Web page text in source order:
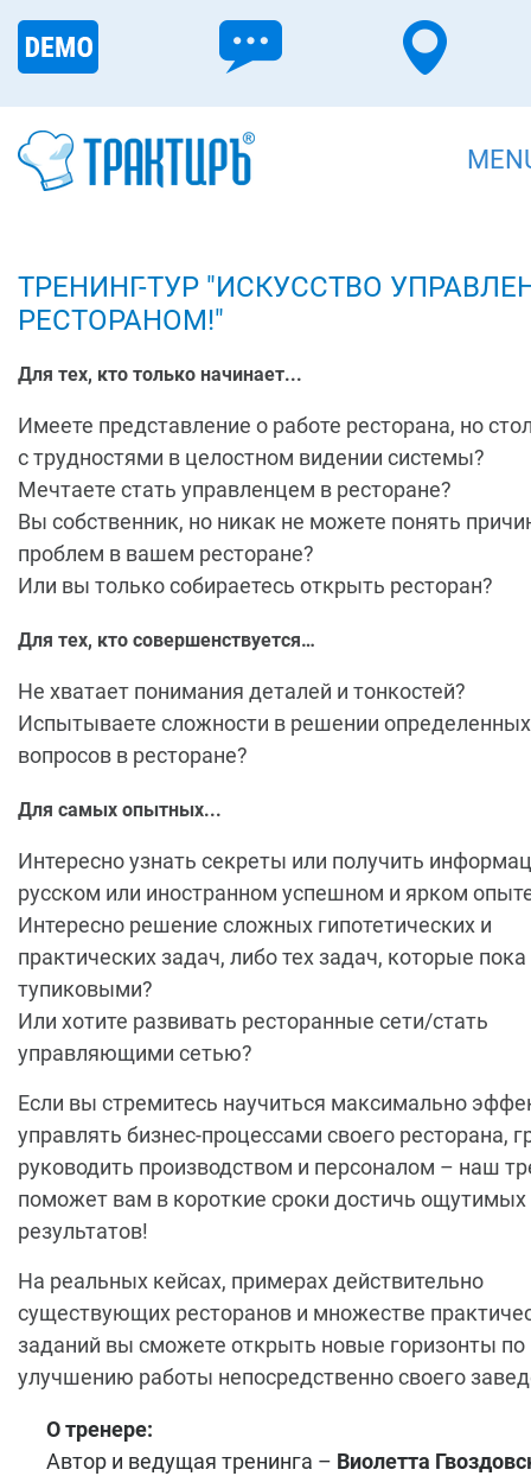
ТРЕНИНГ-ТУР "ИСКУССТВО
РЕСТОРАНОМ!"
Для тех, кто только начинает...
Имеете представление о работе ресторана, но
с трудностями в целостном видении системы?
Мечтаете стать управленцем в ресторане?
Вы собственник, но никак не можете понять
проблем в вашем ресторане?
Или вы только собираетесь открыть ресторан?
Для тех, кто совершенствуется…
Не хватает понимания деталей и тонкостей?
Испытываете сложности в решении определенных
вопросов в ресторане?
Для самых опытных...
Интересно узнать секреты или получить
русском или иностранном успешном и ярком
Интересно решение сложных гипотетических и
практических задач, либо тех задач, которые пока
тупиковыми?
Или хотите развивать ресторанные сети/стать
управляющими сетью?
Если вы стремитесь научиться максимально
управлять бизнес-процессами своего ресторана,
руководить производством и персоналом – наш
поможет вам в короткие сроки достичь ощутимых
результатов!
На реальных кейсах, примерах действительно
существующих ресторанов и множестве
заданий вы сможете открыть новые горизонты по
улучшению работы непосредственно своего
О тренере:
Автор и ведущая тренинга – Виолетта